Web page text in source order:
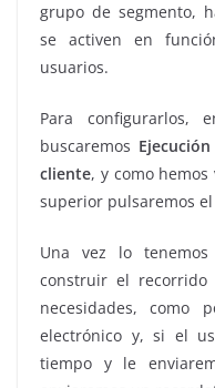
grupo de segmento,
se activen en
usuarios.
Para
buscaremos
cliente, y como
superior pulsaremos el
Una vez lo
construir el
necesidades, como
electrónico y, si el
tiempo y le